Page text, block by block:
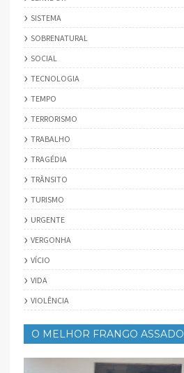
SISTEMA
SOBRENATURAL
SOCIAL
TECNOLOGIA
TEMPO
TERRORISMO
TRABALHO
TRAGÉDIA
TRÂNSITO
TURISMO
URGENTE
VERGONHA
VÍCIO
VIDA
VIOLÊNCIA
O MELHOR FRANGO ASSADO